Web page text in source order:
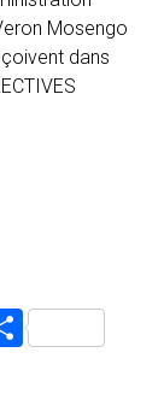
Mosengo
dans
P